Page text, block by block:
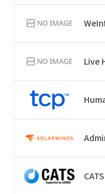
Live
CATS